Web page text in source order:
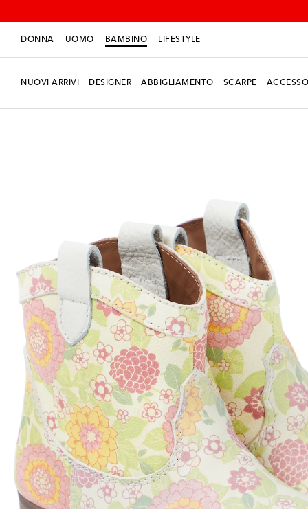
DONNA UOMO BAMBINO LIFESTYLE
NUOVI ARRIVI DESIGNER ABBIGLIAMENTO SCARPE